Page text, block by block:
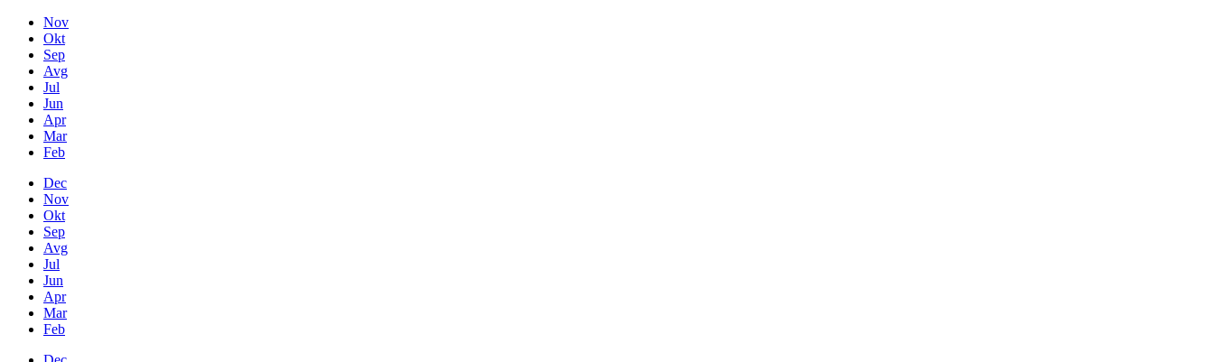
Nov
Okt
Sep
Avg
Jul
Jun
Apr
Mar
Feb
Dec
Nov
Okt
Sep
Avg
Jul
Jun
Apr
Mar
Feb